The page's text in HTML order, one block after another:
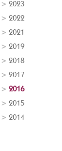
2023
2022
2021
2019
2018
2017
2016
2015
2014